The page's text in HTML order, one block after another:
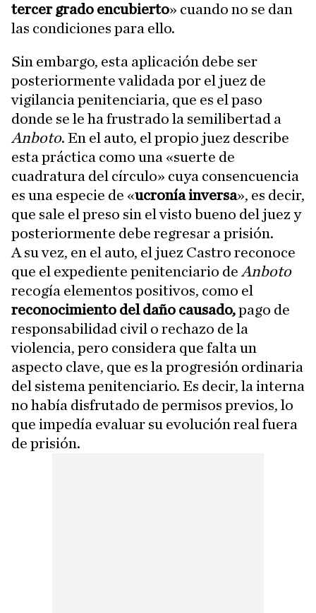
tercer grado encubierto» cuando no se dan
las condiciones para ello.
Sin embargo, esta aplicación debe ser
posteriormente validada por el juez de
vigilancia penitenciaria, que es el paso
donde se le ha frustrado la semilibertad a
Anboto. En el auto, el propio juez describe
esta práctica como una «suerte de
cuadratura del círculo» cuya consencuencia
es una especie de «ucronía inversa», es decir,
que sale el preso sin el visto bueno del juez y
posteriormente debe regresar a prisión.
A su vez, en el auto, el juez Castro reconoce
que el expediente penitenciario de Anboto
recogía elementos positivos, como el
reconocimiento del daño causado,pago de
responsabilidad civil o rechazo de la
violencia, pero considera que falta un
aspecto clave, que es la progresión ordinaria
del sistema penitenciario. Es decir, la interna
no había disfrutado de permisos previos, lo
que impedía evaluar su evolución real fuera
de prisión.